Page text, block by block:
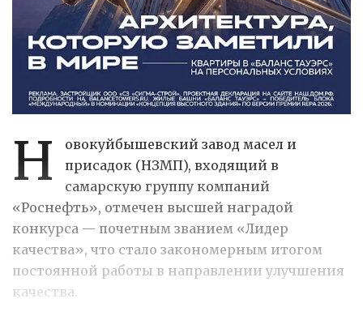
Н
овокуйбышевский завод масел и
присадок (НЗМП), входящий в
самарскую группу компаний
«Роснефть», отмечен высшей наградой
конкурса — почетным званием «Лидер
качества», что стало закономерным итогом
постоянной работы в направлении улучшения
качества.